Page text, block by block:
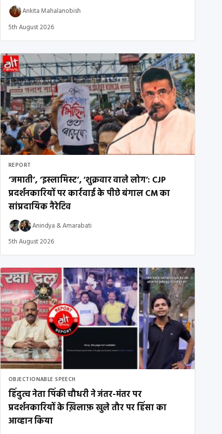
Ankita Mahalanobish
5th August 2026
REPORT
‘जमाती’, ‘इस्लामिस्ट’, ‘शुक्रवार वाले लोग’: CJP
प्रदर्शनकारियों पर कार्रवाई के पीछे बंगाल CM का
सांप्रदायिक नैरेटिव
Anindya &Amarabati
5th August 2026
OBJECTIONABLE SPEECH
हिंदुत्व नेता पिंकी चौधरी ने जंतर-मंतर पर
प्रदर्शनकारियों के ख़िलाफ़ खुले तौर पर हिंसा का
आव्हान किया